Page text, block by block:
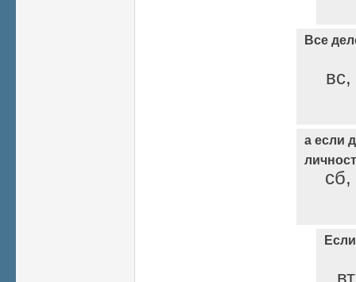
Все
а если